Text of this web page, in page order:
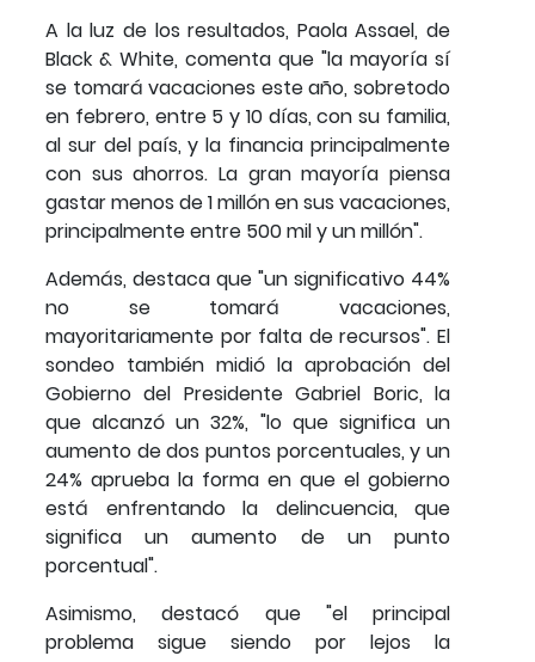
A la luz de los resultados, Paola Assael, de
Black & White, comenta que "la mayoría sí
se tomará vacaciones este año, sobretodo
en febrero, entre 5 y 10 días, con su familia,
al sur del país, y la financia principalmente
con sus ahorros. La gran mayoría piensa
gastar menos de 1 millón en sus vacaciones,
principalmente entre 500 mil y un millón".
Además, destaca que "un significativo 44%
no se tomará vacaciones,
mayoritariamente por falta de recursos". El
sondeo también midió la aprobación del
Gobierno del Presidente Gabriel Boric, la
que alcanzó un 32%, "lo que significa un
aumento de dos puntos porcentuales, y un
24% aprueba la forma en que el gobierno
está enfrentando la delincuencia, que
significa un aumento de un punto
porcentual".
Asimismo, destacó que "el principal
problema sigue siendo por lejos la